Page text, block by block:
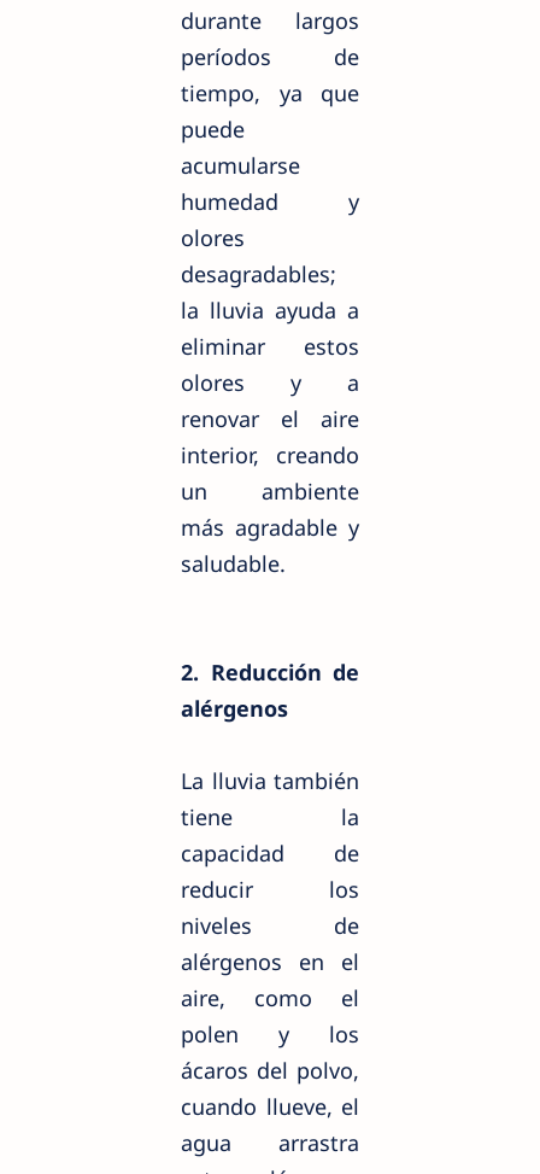
durante largos
períodos de
tiempo, ya que
puede
acumularse
humedad y
olores
desagradables;
la lluvia ayuda a
eliminar estos
olores y a
renovar el aire
interior, creando
un ambiente
más agradable y
saludable.
2. Reducción de
alérgenos
La lluvia también
tiene la
capacidad de
reducir los
niveles de
alérgenos en el
aire, como el
polen y los
ácaros del polvo,
cuando llueve, el
agua arrastra